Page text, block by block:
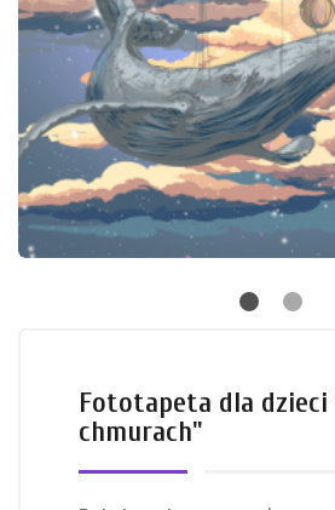
Fototapeta dla dzieci
chmurach"